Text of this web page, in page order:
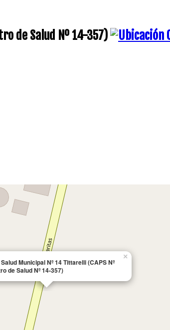
de Salud Nº 14-357)
Municipal Nº 14 Tittarelli (CAPS Nº
de Salud Nº 14-357)
×